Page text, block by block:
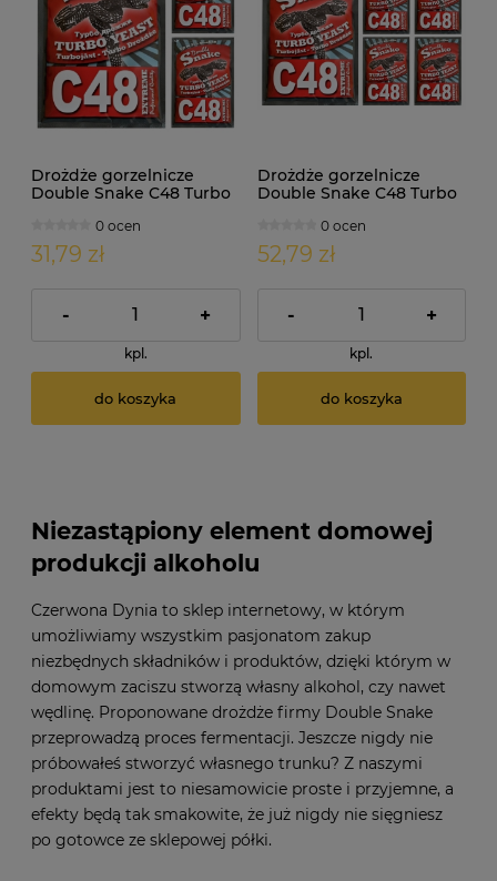
Drożdże gorzelnicze
Double Snake C48 Turbo
0 ocen
31,79 zł
- +
kpl.
do koszyka
Drożdże gorzelnicze
Double Snake C48 Turbo
0 ocen
52,79 zł
- +
kpl.
do koszyka
Niezastąpiony element domowej
produkcji alkoholu
Czerwona Dynia to sklep internetowy, w którym
umożliwiamy wszystkim pasjonatom zakup
niezbędnych składników i produktów, dzięki którym w
domowym zaciszu stworzą własny alkohol, czy nawet
wędlinę. Proponowane drożdże firmy Double Snake
przeprowadzą proces fermentacji. Jeszcze nigdy nie
próbowałeś stworzyć własnego trunku? Z naszymi
produktami jest to niesamowicie proste i przyjemne, a
efekty będą tak smakowite, że już nigdy nie sięgniesz
po gotowce ze sklepowej półki.